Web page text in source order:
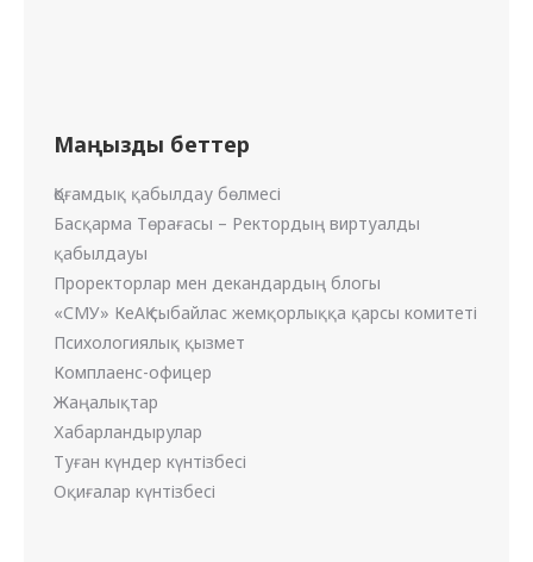
Маңызды беттер
Қоғамдық қабылдау бөлмесі
Басқарма Төрағасы – Ректордың виртуалды
қабылдауы
Проректорлар мен декандардың блогы
«СМУ» КеАҚ сыбайлас жемқорлыққа қарсы комитеті
Психологиялық қызмет
Комплаенс-офицер
Жаңалықтар
Хабарландырулар
Туған күндер күнтізбесі
Оқиғалар күнтізбесі